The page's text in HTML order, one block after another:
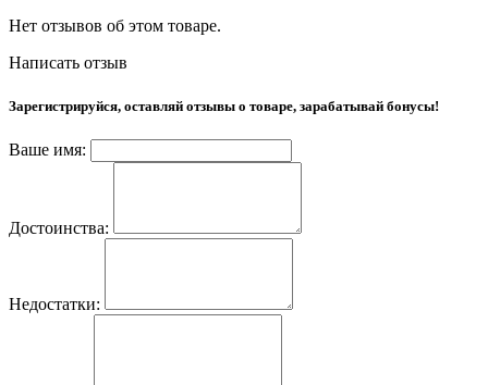
Нет отзывов об этом товаре.
Написать отзыв
Зарегистрируйся, оставляй отзывы о товаре, зарабатывай бонусы!
Ваше имя:
Достоинства:
Недостатки: